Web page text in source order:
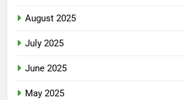
August 2025
July 2025
June 2025
May 2025